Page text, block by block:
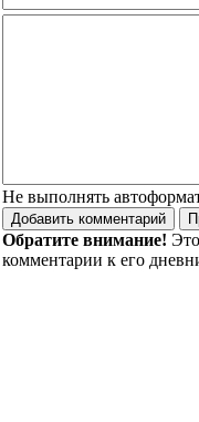
Не выполнять
Обратите внимание!
комментарии к его